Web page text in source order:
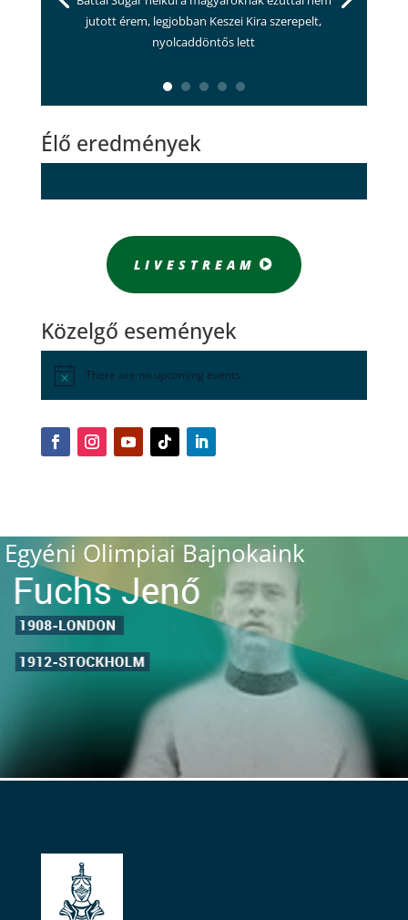
jutott érem, legjobban Keszei Kira szerepelt,
nyolcaddöntős lett
Élő eredmények
LIVESTREAM
Közelgő események
There are no upcoming events.
Egyéni Olimpiai Bajnokaink